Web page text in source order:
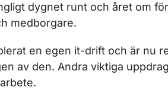
dygnet runt och året om
medborgare.
en egen it-drift och är nu
av den. Andra viktiga